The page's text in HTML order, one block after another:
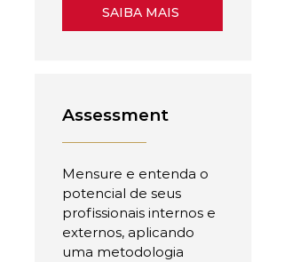
SAIBA MAIS
Assessment
Mensure e entenda o
potencial de seus
profissionais internos e
externos, aplicando
uma metodologia